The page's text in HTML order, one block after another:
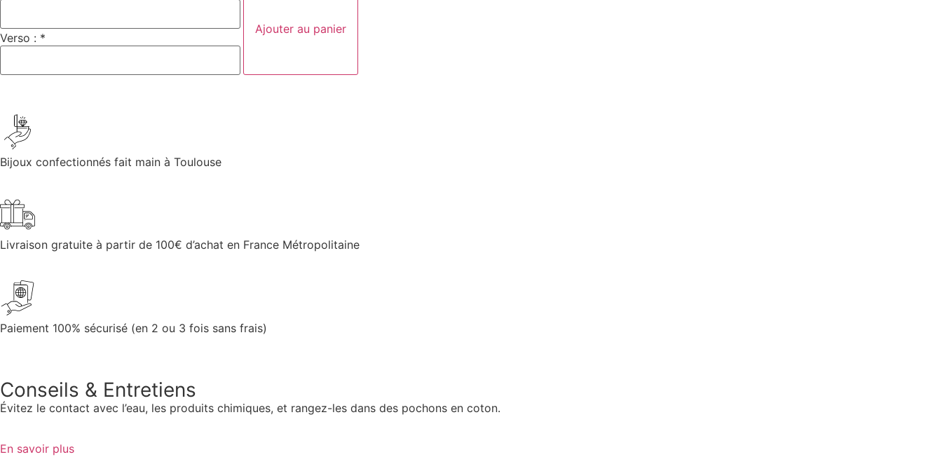
Verso : *
Ajouter au panier
Bijoux confectionnés fait main à Toulouse
Livraison gratuite à partir de 100€ d’achat en France Métropolitaine
Paiement 100% sécurisé (en 2 ou 3 fois sans frais)
Conseils & Entretiens
Évitez le contact avec l’eau, les produits chimiques, et rangez-les dans des pochons en coton.
En savoir plus